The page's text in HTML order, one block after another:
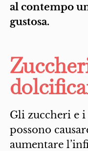
al contempo
gustosa.
Gli zuccheri e
possono
aumentare